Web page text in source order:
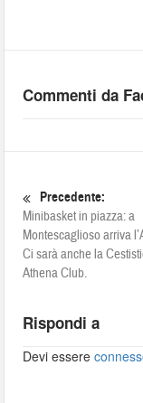
Commenti da
Precedente:
Minibasket in piazza: a
Montescaglioso arriva
Ci sarà anche la
Athena Club.
Rispondi a
Devi essere